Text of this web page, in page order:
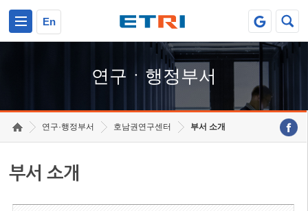
En
연구ㆍ행정부서
연구·행정부서 호남권연구센터 부서 소개
부서 소개